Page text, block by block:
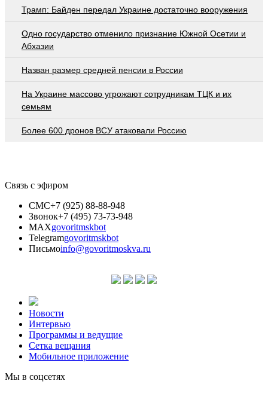
Трамп: Байден передал Украине достаточно вооружения
Одно государство отменило признание Южной Осетии и
Абхазии
Назван размер средней пенсии в России
На Украине массово угрожают сотрудникам ТЦК и их
семьям
Более 600 дронов ВСУ атаковали Россию
Связь с эфиром
СМС+7 (925) 88-88-948
Звонок+7 (495) 73-73-948
MAXgovoritmskbot
Telegramgovoritmskbot
Письмоinfo@govoritmoskva.ru
Новости
Интервью
Программы и ведущие
Сетка вещания
Мобильное приложение
Мы в соцсетях